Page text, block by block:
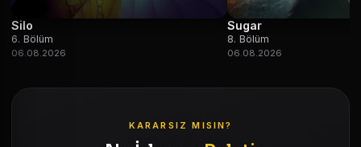
Silo
6. Bölüm
06.08.2026
Sugar
8. Bölüm
06.08.2026
KARARSIZ MISIN?